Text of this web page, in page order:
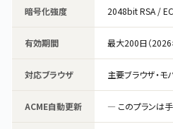
暗号化強度 2048bit RSA /
有効期間 最大200日（2026
対応ブラウザ 主要ブラウザ・
ACME自動更新 — このプランは